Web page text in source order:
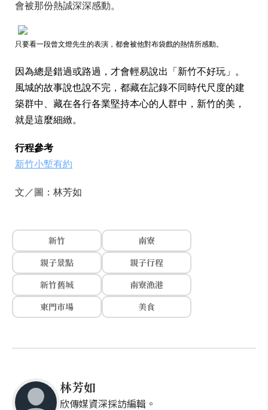
會被那份熱誠深深感動。
只要看一段曾文燈先生的表演，都會被他對布袋戲的熱情所感動。
因為總是錯過或路過，才會輕易說出「新竹不好玩」。
風城的故事說也說不完，都藏在記錄不同時代尺度的建
築群中、藏在各行各業堅持本心的人群中，新竹的美，
就是這麼細緻。
行程參考
新竹小塹有約
文／圖：林芳如
新竹
南寮
親子景點
親子行程
新竹舊城
南寮漁港
東門市場
美食
林芳如
欣傳媒資深採訪編輯。